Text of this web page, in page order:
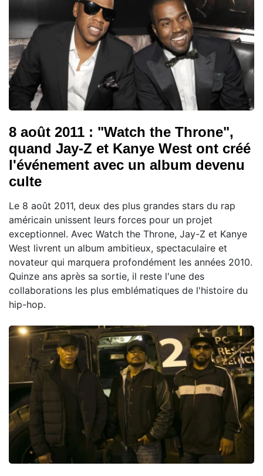
8 août 2011 : "Watch the Throne",
quand Jay-Z et Kanye West ont créé
l'événement avec un album devenu
culte
Le 8 août 2011, deux des plus grandes stars du rap
américain unissent leurs forces pour un projet
exceptionnel. Avec Watch the Throne, Jay-Z et Kanye
West livrent un album ambitieux, spectaculaire et
novateur qui marquera profondément les années 2010.
Quinze ans après sa sortie, il reste l'une des
collaborations les plus emblématiques de l'histoire du
hip-hop.